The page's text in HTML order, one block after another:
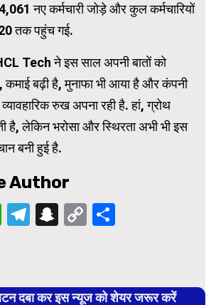
नए कर्मचारी जोड़े और कुल कर्मचारियों
तक पहुंच गई.
Tech ने इस साल अपनी बातों को
बढ़ी है, मुनाफा भी आया है और कंपनी
रुख अपना रही है. हां, ग्रोथ
है, लेकिन भरोसा और स्थिरता अभी भी इस
बनी हुई है.
Author
WhatsApp
Telegram
Snapchat
Copy
दबा कर इस न्यूज को शेयर जरूर करें